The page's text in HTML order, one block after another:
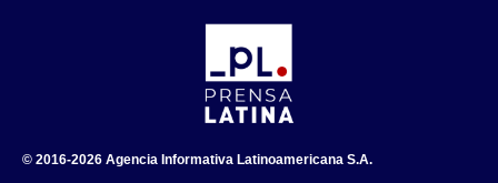
© 2016-2026 Agencia Informativa Latinoamericana S.A.